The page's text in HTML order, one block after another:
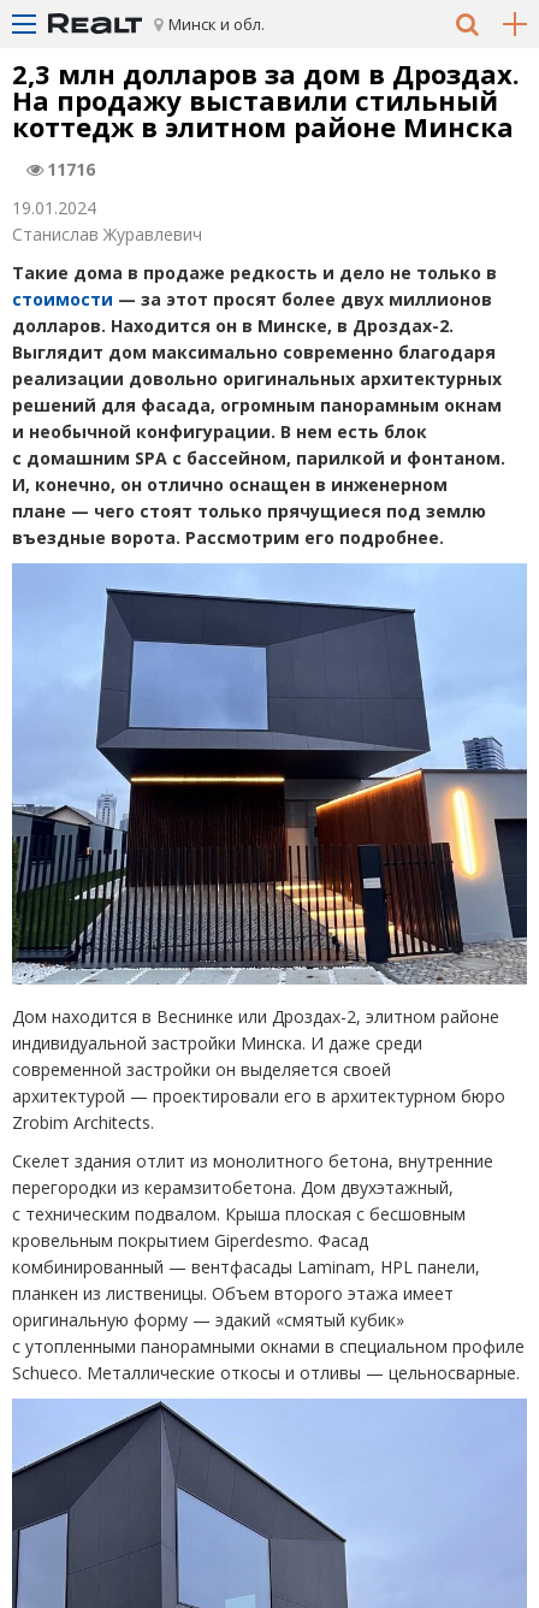
Минск и обл.
2,3 млн долларов за дом в Дроздах.
На продажу выставили стильный
коттедж в элитном районе Минска
11716
19.01.2024
Станислав Журавлевич
Такие дома в продаже редкость и дело не только в
стоимости — за этот просят более двух миллионов
долларов. Находится он в Минске, в Дроздах-2.
Выглядит дом максимально современно благодаря
реализации довольно оригинальных архитектурных
решений для фасада, огромным панорамным окнам
и необычной конфигурации. В нем есть блок
с домашним SPA с бассейном, парилкой и фонтаном.
И, конечно, он отлично оснащен в инженерном
плане — чего стоят только прячущиеся под землю
въездные ворота. Рассмотрим его подробнее.
Дом находится в Веснинке или Дроздах-2, элитном районе
индивидуальной застройки Минска. И даже среди
современной застройки он выделяется своей
архитектурой — проектировали его в архитектурном бюро
Zrobim Architects.
Скелет здания отлит из монолитного бетона, внутренние
перегородки из керамзитобетона. Дом двухэтажный,
с техническим подвалом. Крыша плоская с бесшовным
кровельным покрытием Giperdesmo. Фасад
комбинированный — вентфасады Laminam, HPL панели,
планкен из лиственицы. Объем второго этажа имеет
оригинальную форму — эдакий «смятый кубик»
с утопленными панорамными окнами в специальном профиле
Sсhuеco. Металлические откосы и отливы — цельносварные.